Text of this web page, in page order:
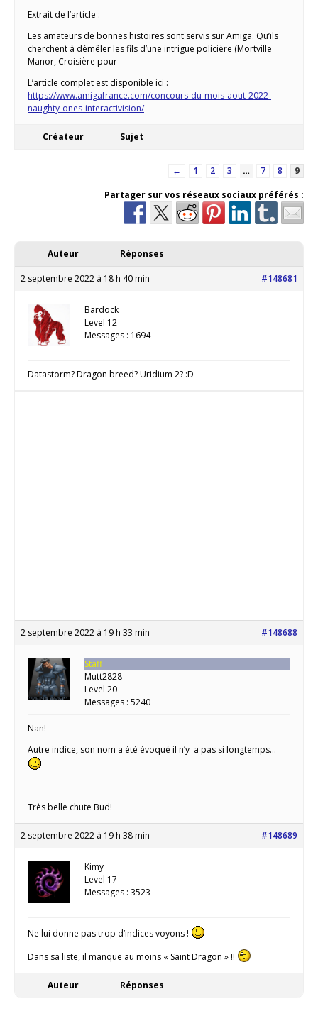
Extrait de l’article :
Les amateurs de bonnes histoires sont servis sur Amiga. Qu’ils
cherchent à démêler les fils d’une intrigue policière (Mortville
Manor, Croisière pour
L’article complet est disponible ici :
https://www.amigafrance.com/concours-du-mois-aout-2022-
naughty-ones-interactivision/
Créateur Sujet
← 1 2 3 … 7 8
9
Partager sur vos réseaux sociaux préférés :
Auteur Réponses
2 septembre 2022 à 18 h 40 min #148681
Bardock
Level 12
Messages : 1694
Datastorm? Dragon breed? Uridium 2? :D
2 septembre 2022 à 19 h 33 min #148688
Staff
Mutt2828
Level 20
Messages : 5240
Nan!
Autre indice, son nom a été évoqué il n’y a pas si longtemps…
Très belle chute Bud!
2 septembre 2022 à 19 h 38 min #148689
Kimy
Level 17
Messages : 3523
Ne lui donne pas trop d’indices voyons !
Dans sa liste, il manque au moins « Saint Dragon » !!
Auteur Réponses